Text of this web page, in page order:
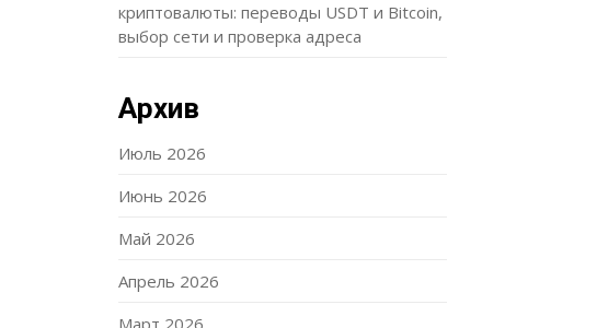
криптовалюты: переводы USDT и Bitcoin,
выбор сети и проверка адреса
Архив
Июль 2026
Июнь 2026
Май 2026
Апрель 2026
Март 2026